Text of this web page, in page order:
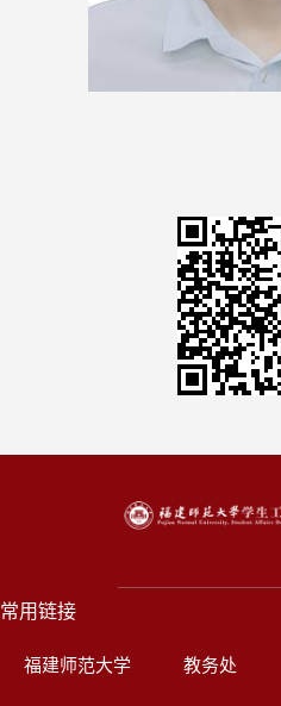
常用链接
福建师范大学 教务处